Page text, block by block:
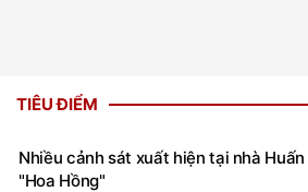
TIÊU ĐIỂM
Nhiều cảnh sát xuất hiện tại nhà Huấn
"Hoa Hồng"